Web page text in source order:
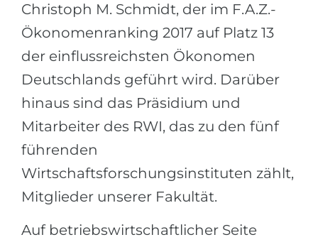
Christoph M. Schmidt, der im F.A.Z.-
Ökonomenranking 2017 auf Platz 13
der einflussreichsten Ökonomen
Deutschlands geführt wird. Darüber
hinaus sind das Präsidium und
Mitarbeiter des RWI, das zu den fünf
führenden
Wirtschaftsforschungsinstituten zählt,
Mitglieder unserer Fakultät.
Auf betriebswirtschaftlicher Seite